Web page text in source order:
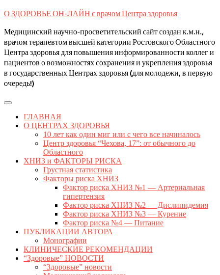
Skip
content
О ЗДОРОВЬЕ ОН-ЛАЙН с врачом Центра здоровья
Медицинский научно-просветительский сайт создан к.м.н.,
врачом терапевтом высшей категории Ростовского Областного
Центра здоровья для повышения информированности коллег и
пациентов о возможностях сохранения и укрепления здоровья
в государственных Центрах здоровья (для молодежи, в первую
очередь!)
Open
ButtonГЛАВНАЯ
О ЦЕНТРАХ ЗДОРОВЬЯ
10 лет как один миг или с чего все начиналось
Центр здоровья “Чехова, 17”: от обычного до
Областного
ХНИЗ и ФАКТОРЫ РИСКА
Грустная статистика
Факторы риска ХНИЗ
Фактор риска ХНИЗ №1 — Артериальная
гипертензия
Фактор риска ХНИЗ №2 — Дислипидемия
Фактор риска ХНИЗ №3 — Курение
Фактор риска №4 — Питание
ПУБЛИКАЦИИ АВТОРА
Монографии
КЛИНИЧЕСКИЕ РЕКОМЕНДАЦИИ
“Здоровые” НОВОСТИ
“Здоровые” новости